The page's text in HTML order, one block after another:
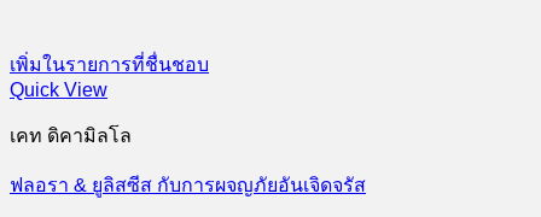
เพิ่มในรายการที่ชื่นชอบ
Quick View
เคท ดิคามิลโล
ฟลอรา & ยูลิสซีส กับการผจญภัยอันเจิดจรัส